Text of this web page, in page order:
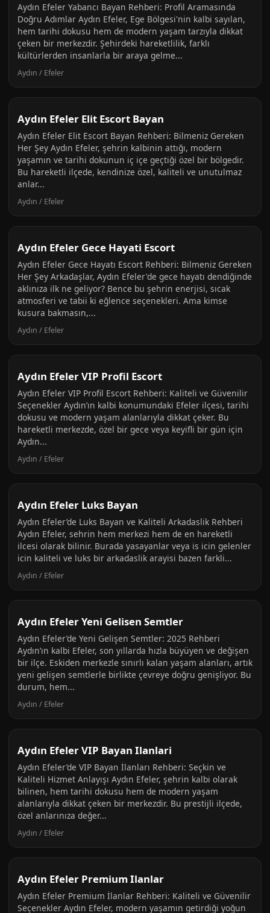
Aydın Efeler Yabancı Bayan Rehberi: Profil Aramasında
Doğru Adımlar Aydın Efeler, Ege Bölgesi'nin kalbi sayılan,
hem tarihi dokusu hem de modern yaşam tarzıyla dikkat
çeken bir merkezdir. Şehirdeki hareketlilik, farklı
kültürlerden insanlarla bir araya gelme...
Aydın / Efeler
Aydın Efeler Elit Escort Bayan
Aydın Efeler Elit Escort Bayan Rehberi: Bilmeniz Gereken
Her Şey Aydın Efeler, şehrin kalbinin attığı, modern
yaşamın ve tarihi dokunun iç içe geçtiği özel bir bölgedir.
Bu hareketli ilçede, kendinize özel, kaliteli ve unutulmaz
anlar...
Aydın / Efeler
Aydın Efeler Gece Hayati Escort
Aydın Efeler Gece Hayatı Escort Rehberi: Bilmeniz Gereken
Her Şey Arkadaşlar, Aydın Efeler'de gece hayatı dendiğinde
aklınıza ilk ne geliyor? Bence bu şehrin enerjisi, sıcak
atmosferi ve tabii ki eğlence seçenekleri. Ama kimse
kusura bakmasın,...
Aydın / Efeler
Aydın Efeler VIP Profil Escort
Aydın Efeler VIP Profil Escort Rehberi: Kaliteli ve Güvenilir
Seçenekler Aydın’ın kalbi konumundaki Efeler ilçesi, tarihi
dokusu ve modern yaşam alanlarıyla dikkat çeker. Bu
hareketli merkezde, özel bir gece veya keyifli bir gün için
Aydın...
Aydın / Efeler
Aydın Efeler Luks Bayan
Aydın Efeler’de Luks Bayan ve Kaliteli Arkadaslik Rehberi
Aydın Efeler, sehrin hem merkezi hem de en hareketli
ilcesi olarak bilinir. Burada yasayanlar veya is icin gelenler
icin kaliteli ve luks bir arkadaslik arayisi bazen farkli...
Aydın / Efeler
Aydın Efeler Yeni Gelisen Semtler
Aydın Efeler’de Yeni Gelişen Semtler: 2025 Rehberi
Aydın’ın kalbi Efeler, son yıllarda hızla büyüyen ve değişen
bir ilçe. Eskiden merkezle sınırlı kalan yaşam alanları, artık
yeni gelişen semtlerle birlikte çevreye doğru genişliyor. Bu
durum, hem...
Aydın / Efeler
Aydın Efeler VIP Bayan Ilanlari
Aydın Efeler’de VIP Bayan İlanları Rehberi: Seçkin ve
Kaliteli Hizmet Anlayışı Aydın Efeler, şehrin kalbi olarak
bilinen, hem tarihi dokusu hem de modern yaşam
alanlarıyla dikkat çeken bir merkezdir. Bu prestijli ilçede,
özel anlarınıza değer...
Aydın / Efeler
Aydın Efeler Premium Ilanlar
Aydın Efeler Premium İlanlar Rehberi: Kaliteli ve Güvenilir
Seçenekler Aydın Efeler, modern yaşamın getirdiği yoğun